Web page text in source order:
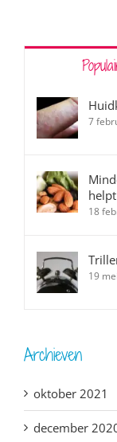
7
18
19
Archieven
oktober 2021
december